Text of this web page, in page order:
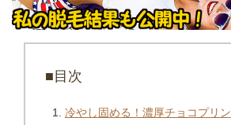
■目次
冷やし固める！濃厚チョコプリン